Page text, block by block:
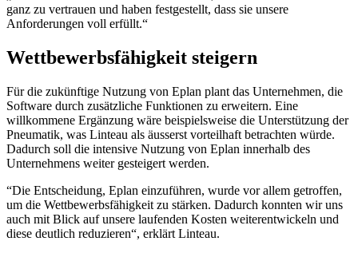
ganz zu vertrauen und haben festgestellt, dass sie unsere
Anforderungen voll erfüllt.“
Wettbewerbsfähigkeit steigern
Für die zukünftige Nutzung von Eplan plant das Unternehmen, die
Software durch zusätzliche Funktionen zu erweitern. Eine
willkommene Ergänzung wäre beispielsweise die Unterstützung der
Pneumatik, was Linteau als äusserst vorteilhaft betrachten würde.
Dadurch soll die intensive Nutzung von Eplan innerhalb des
Unternehmens weiter gesteigert werden.
“Die Entscheidung, Eplan einzuführen, wurde vor allem getroffen,
um die Wettbewerbsfähigkeit zu stärken. Dadurch konnten wir uns
auch mit Blick auf unsere laufenden Kosten weiterentwickeln und
diese deutlich reduzieren“, erklärt Linteau.